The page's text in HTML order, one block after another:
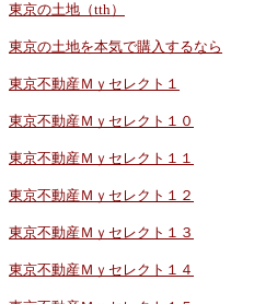
東京の土地（tth）
東京の土地を本気で購入するなら
東京不動産Ｍｙセレクト１
東京不動産Ｍｙセレクト１０
東京不動産Ｍｙセレクト１１
東京不動産Ｍｙセレクト１２
東京不動産Ｍｙセレクト１３
東京不動産Ｍｙセレクト１４